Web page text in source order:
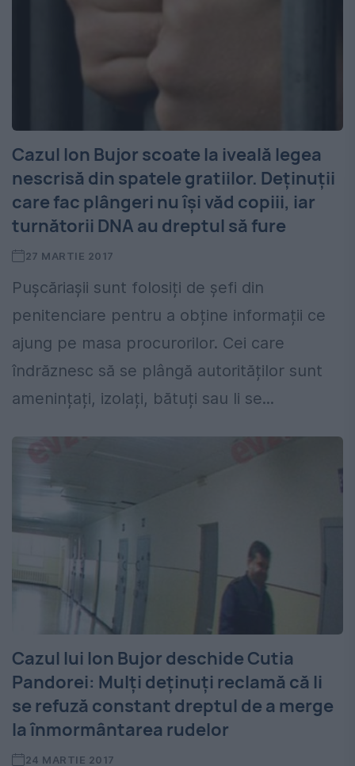
Cazul Ion Bujor scoate la iveală legea
nescrisă din spatele gratiilor. Deținuții
care fac plângeri nu își văd copiii, iar
turnătorii DNA au dreptul să fure
27 MARTIE 2017
Pușcăriașii sunt folosiți de șefi din
penitenciare pentru a obține informații ce
ajung pe masa procurorilor. Cei care
îndrăznesc să se plângă autorităților sunt
amenințați, izolați, bătuți sau li se...
Cazul lui Ion Bujor deschide Cutia
Pandorei: Mulți deținuți reclamă că li
se refuză constant dreptul de a merge
la înmormântarea rudelor
24 MARTIE 2017